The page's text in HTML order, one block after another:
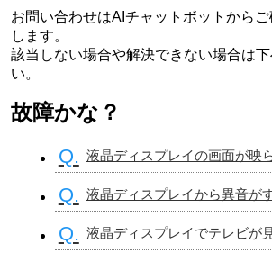
お問い合わせはAIチャットボットから
します。
該当しない場合や解決できない場合は
い。
故障かな？
Q. 液晶ディスプレイの画面が映
Q. 液晶ディスプレイから異音がす
Q. 液晶ディスプレイでテレビが